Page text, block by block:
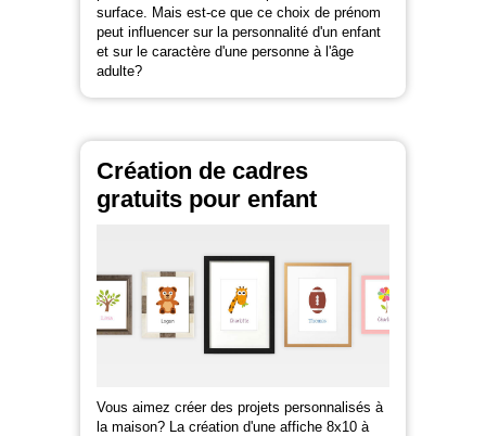
surface. Mais est-ce que ce choix de prénom
peut influencer sur la personnalité d'un enfant
et sur le caractère d'une personne à l'âge
adulte?
Création de cadres
gratuits pour enfant
Vous aimez créer des projets personnalisés à
la maison? La création d'une affiche 8x10 à